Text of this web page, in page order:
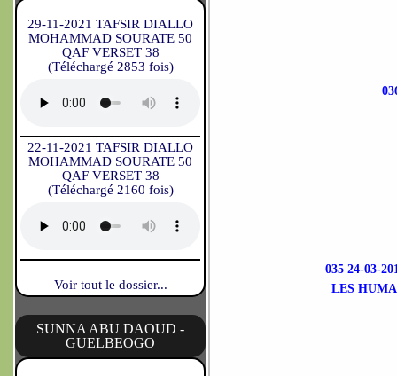
29-11-2021 TAFSIR DIALLO
MOHAMMAD SOURATE 50
QAF VERSET 38
(Téléchargé 2853 fois)
22-11-2021 TAFSIR DIALLO
MOHAMMAD SOURATE 50
QAF VERSET 38
(Téléchargé 2160 fois)
Voir tout le dossier...
SUNNA ABU DAOUD -
GUELBEOGO
035 24-03-
LES